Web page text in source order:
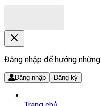
Đăng nhập để hưởng
Đăng nhập Đăng ký